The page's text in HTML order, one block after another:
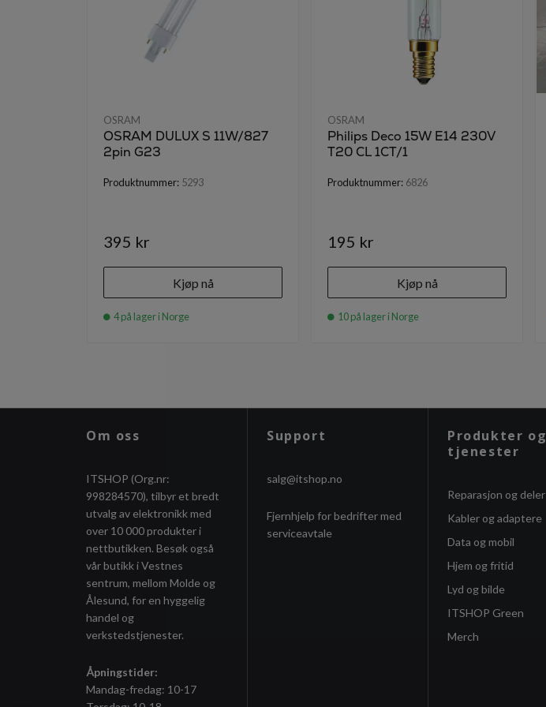
OSRAM
OSRAM DULUX S 11W/827
2pin G23
Produktnummer: 5293
395 kr
Kjøp nå
4 på lager i Norge
OSRAM
Philips Deco 15W E14 230V
T20 CL 1CT/1
Produktnummer: 6826
195 kr
Kjøp nå
10 på lager i Norge
Om oss
ITSHOP (Org.nr:
998284570), tilbyr et bredt
utvalg av elektronikk med
over 10 000 produkter i
nettbutikken. Besøk også
vår butikk i Vestnes
sentrum, mellom Molde og
Ålesund, for en hyggelig
handel og
verkstedstjenester.
Åpningstider:
Mandag-fredag: 10-17
Support
salg@itshop.no
Fjernhjelp for bedrifter med
serviceavtale
Produkter og
tjenester
Reparasjon og deler
Kabler og adaptere
Data og mobil
Hjem og fritid
Lyd og bilde
ITSHOP Green
Merch